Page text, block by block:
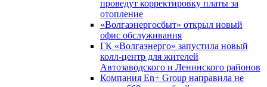
проведут корректировку платы за
отопление
«Волгаэнергосбыт» открыл новый
офис обслуживания
ГК «Волгаэнерго» запустила новый
колл-центр для жителей
Автозаводского и Ленинского районов
Компания En+ Group направила не